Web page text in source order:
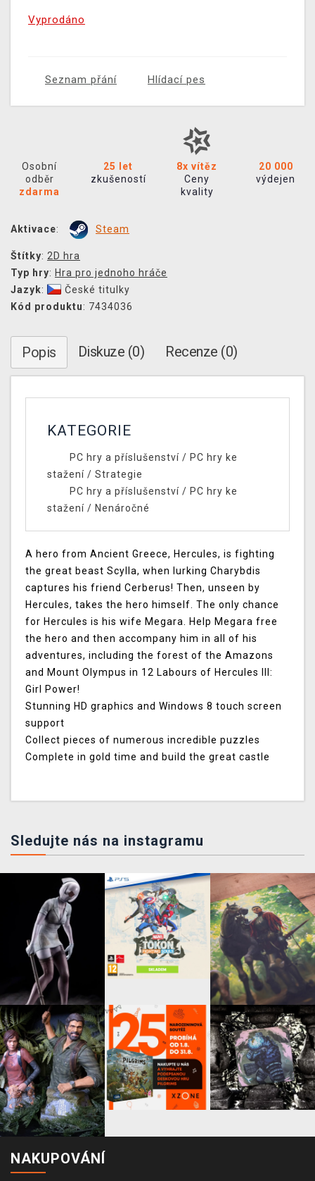
Vyprodáno
Seznam přání Hlídací pes
Osobní
odběr
zdarma
25 let
zkušeností
8x vítěz
Ceny
kvality
20 000
výdejen
Aktivace: Steam
Štítky: 2D hra
Typ hry: Hra pro jednoho hráče
Jazyk:
České titulky
Kód produktu: 7434036
Popis Diskuze (0) Recenze (0)
KATEGORIE
PC hry a příslušenství/ PC hry ke
stažení / Strategie
PC hry a příslušenství/ PC hry ke
stažení / Nenáročné
A hero from Ancient Greece, Hercules, is fighting
the great beast Scylla, when lurking Charybdis
captures his friend Cerberus! Then, unseen by
Hercules, takes the hero himself. The only chance
for Hercules is his wife Megara. Help Megara free
the hero and then accompany him in all of his
adventures, including the forest of the Amazons
and Mount Olympus in 12 Labours of Hercules III:
Girl Power!
Stunning HD graphics and Windows 8 touch screen
support
Collect pieces of numerous incredible puzzles
Complete in gold time and build the great castle
Sledujte nás na instagramu
NAKUPOVÁNÍ